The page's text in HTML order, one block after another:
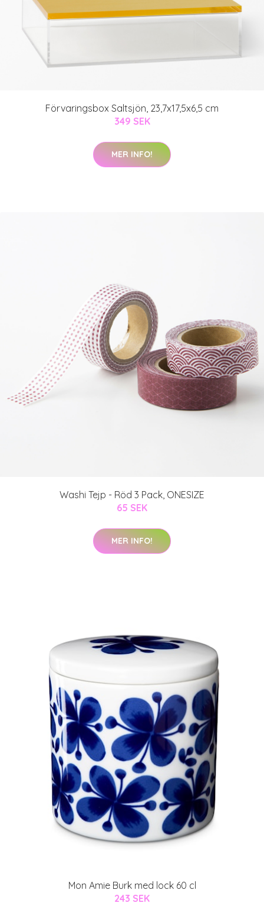
Förvaringsbox Saltsjön, 23,7x17,5x6,5 cm
349 SEK
MER INFO!
Washi Tejp - Röd 3 Pack, ONESIZE
65 SEK
MER INFO!
Mon Amie Burk med lock 60 cl
243 SEK